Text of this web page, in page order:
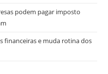
podem pagar imposto
financeiras e muda rotina dos